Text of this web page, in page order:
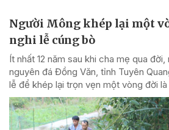
Người Mông khép lại một
nghi lễ cúng bò
Ít nhất 12 năm sau khi cha mẹ qua
nguyên đá Đồng Văn, tỉnh Tuyên
lễ để khép lại trọn vẹn một vòng đời